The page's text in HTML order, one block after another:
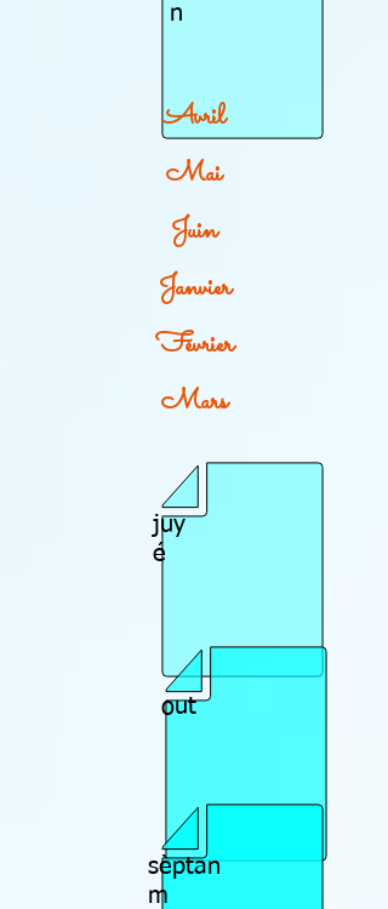
n
Avril
Mai
Juin
Janvier
Février
Mars
juy
é
out
sèptan
m